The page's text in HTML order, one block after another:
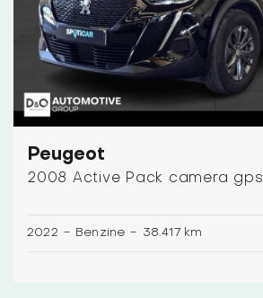
Peugeot
2008 Active Pack camera gps
2022 - Benzine - 38.417 km